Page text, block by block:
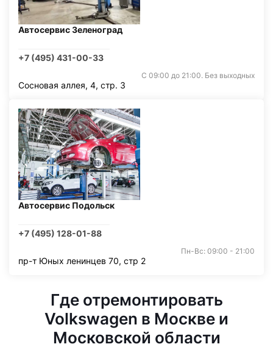
Автосервис Зеленоград
+7 (495) 431-00-33
С 09:00 до 21:00. Без выходных
Сосновая аллея, 4, стр. 3
Автосервис Подольск
+7 (495) 128-01-88
Пн-Вс: 09:00 - 21:00
пр-т Юных ленинцев 70, стр 2
Где отремонтировать
Volkswagen в Москве и
Московской области